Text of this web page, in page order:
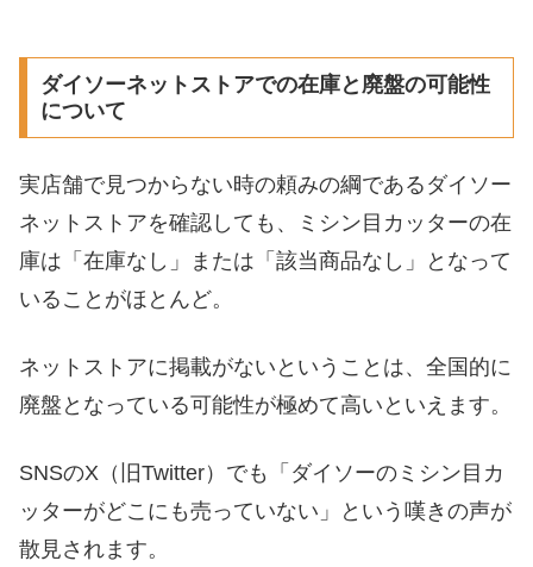
ダイソーネットストアでの在庫と廃盤の可能性
について
実店舗で見つからない時の頼みの綱であるダイソー
ネットストアを確認しても、ミシン目カッターの在
庫は「在庫なし」または「該当商品なし」となって
いることがほとんど。
ネットストアに掲載がないということは、全国的に
廃盤となっている可能性が極めて高いといえます。
SNSのX（旧Twitter）でも「ダイソーのミシン目カ
ッターがどこにも売っていない」という嘆きの声が
散見されます。